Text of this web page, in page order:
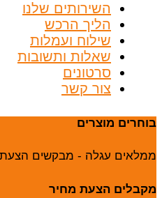
השירותים שלנו
הליך הרכש
שילוח ועמלות
שאלות ותשובות
סרטונים
צור קשר
בוחרים מוצרים
ממלאים עגלה - מבקשים
מקבלים הצעת מחיר